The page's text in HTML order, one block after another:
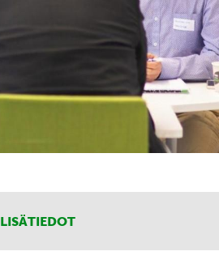
LISÄTIEDOT